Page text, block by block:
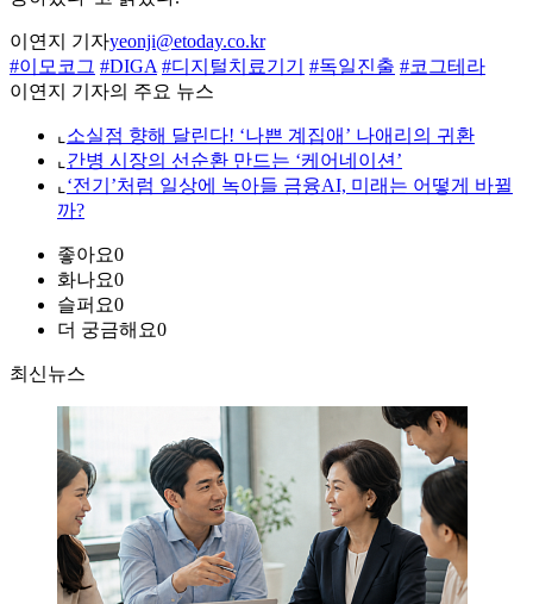
이연지 기자yeonji@etoday.co.kr
#이모코그 #DIGA #디지털치료기기 #독일진출 #코그테라
이연지 기자의 주요 뉴스
⌞ 소실점 향해 달린다! ‘나쁜 계집애’ 나애리의 귀환
⌞ 간병 시장의 선순환 만드는 ‘케어네이션’
⌞ ‘전기’처럼 일상에 녹아들 금융AI, 미래는 어떻게 바뀔
까?
좋아요0
화나요0
슬퍼요0
더 궁금해요0
최신뉴스